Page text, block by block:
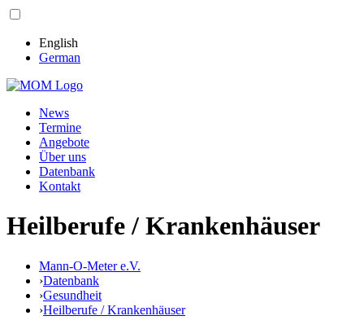
English
German
News
Termine
Angebote
Über uns
Datenbank
Kontakt
Heilberufe / Krankenhäuser
Mann-O-Meter e.V.
›Datenbank
›Gesundheit
›Heilberufe / Krankenhäuser